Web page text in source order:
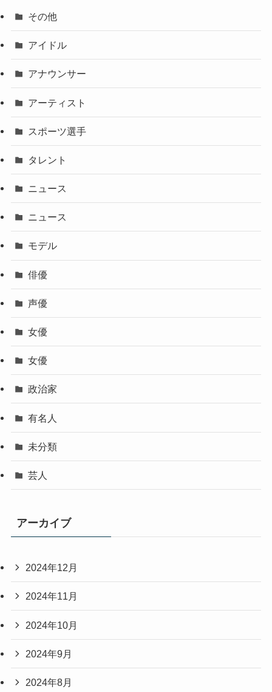
その他
アイドル
アナウンサー
アーティスト
スポーツ選手
タレント
ニュース
ニュース
モデル
俳優
声優
女優
女優
政治家
有名人
未分類
芸人
アーカイブ
2024年12月
2024年11月
2024年10月
2024年9月
2024年8月